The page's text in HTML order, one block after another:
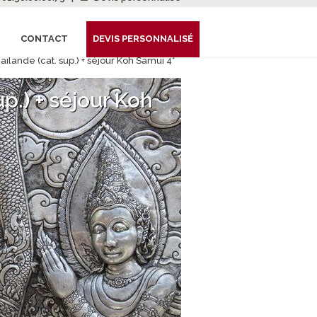
CONTACT DEVIS PERSONNALISÉ
(cat. sup.) + séjour Koh Samui 4*
+ séjour Koh